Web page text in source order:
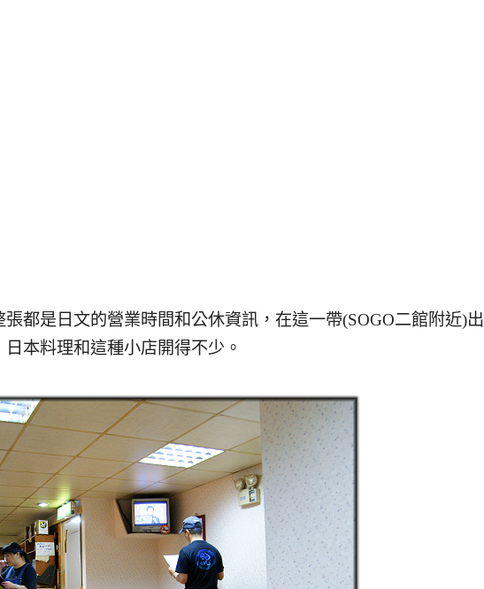
是日文的營業時間和公休資訊，在這一帶(SOGO二館附近)出
本料理和這種小店開得不少。